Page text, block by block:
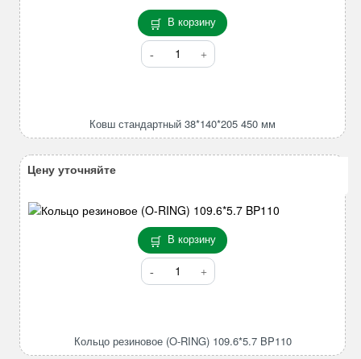
В корзину
Количество
товара
450
Ковш стандартный 38*140*205 450 мм
В корзину
Количество
товара
RING)
Кольцо резиновое (O-RING) 109.6*5.7 BP110
Цену уточняйте